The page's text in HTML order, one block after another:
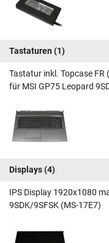
Tastaturen (1)
Tastatur inkl. Topcase
für MSI GP75 Leopard
Displays(4)
IPS Display 1920x1080
9SDK/9SFSK (MS-17E7)